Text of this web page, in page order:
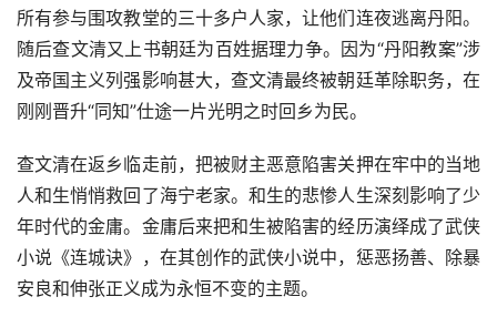
所有参与围攻教堂的三十多户人家，让他们连夜逃离丹阳。
随后查文清又上书朝廷为百姓据理力争。因为“丹阳教案”涉
及帝国主义列强影响甚大，查文清最终被朝廷革除职务，在
刚刚晋升“同知”仕途一片光明之时回乡为民。
查文清在返乡临走前，把被财主恶意陷害关押在牢中的当地
人和生悄悄救回了海宁老家。和生的悲惨人生深刻影响了少
年时代的金庸。金庸后来把和生被陷害的经历演绎成了武侠
小说《连城诀》，在其创作的武侠小说中，惩恶扬善、除暴
安良和伸张正义成为永恒不变的主题。